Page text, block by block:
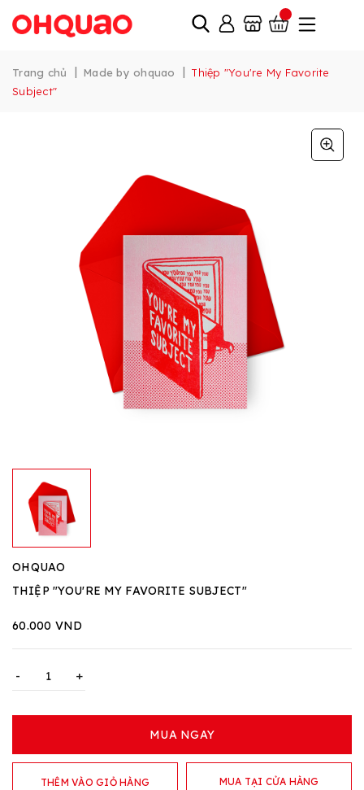
Trang chủ | Made by ohquao | Thiệp "You're My Favorite
Subject"
OHQUAO
THIỆP "YOU'RE MY FAVORITE SUBJECT"
60.000 VND
- +
MUA NGAY
THÊM VÀO GIỎ HÀNG MUA TẠI CỬA HÀNG